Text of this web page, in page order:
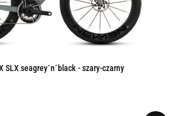
SLX seagrey´n´black - szary-czarny